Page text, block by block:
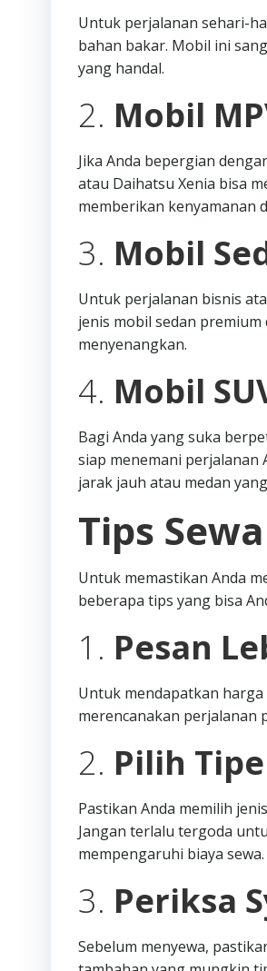
Untuk perjalanan sehari-
bahan bakar. Mobil ini
yang handal.
2. Mobil
Jika Anda bepergian
atau Daihatsu Xenia bisa
memberikan kenyamanan
3. Mobil
Untuk perjalanan bisnis
jenis mobil sedan
menyenangkan.
4. Mobil
Bagi Anda yang suka
siap menemani perjalanan
jarak jauh atau medan
Tips
Untuk memastikan Anda
beberapa tips yang bisa
1. Pesan
Untuk mendapatkan
merencanakan perjalanan
2. Pilih
Pastikan Anda memilih
Jangan terlalu tergoda
mempengaruhi biaya sewa.
3. Periksa
Sebelum menyewa,